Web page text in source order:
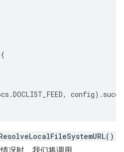
{
.DOCLIST_FEED, config).